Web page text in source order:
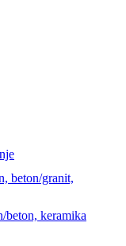
beton/granit,
beton, keramika